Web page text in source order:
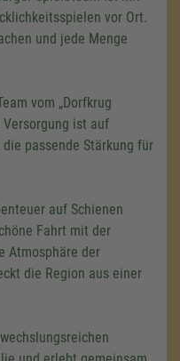
vor Ort.
und jede Menge
vom „Dorfkrug
Versorgung ist auf
passende Stärkung für
auf Schienen
Fahrt mit der
Atmosphäre der
die Region aus einer